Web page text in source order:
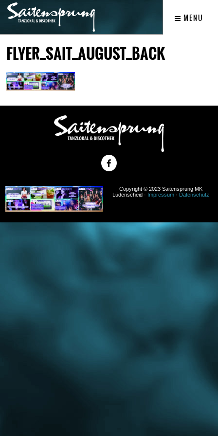
MENU
FLYER_SAIT_AUGUST_BACK
Copyright © 2023 Saitensprung MK
Lüdenscheid · Impressum· Datenschutz